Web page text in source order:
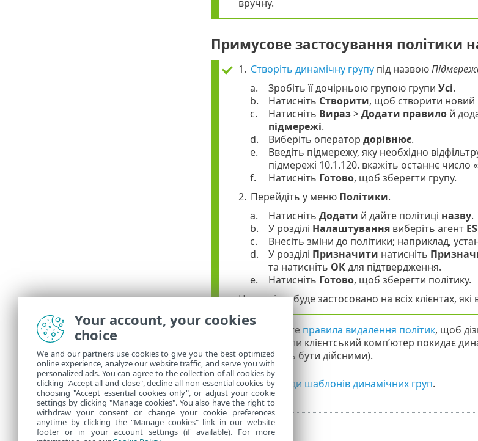
вручну.
Примусове застосування політики
1. Створіть динамічну групупід назвою
a.
Зробіть її дочірньою групою групи Усі.
b.
Натисніть Створити, щоб створити новий
c.
Натисніть Вираз>Додати правилой
підмережі.
d.
Виберіть оператор дорівнює.
e.
Введіть підмережу, яку необхідно
підмережі 10.1.120. вкажіть останнє число
f.
Натисніть Готово, щоб зберегти групу.
2. Перейдіть у меню Політики.
a.
Натисніть Додати й дайте політиці назву.
b.
У розділі Налаштуваннявиберіть агент
c.
Внесіть зміни до політики; наприклад,
d.
У розділі Призначити натисніть
та натисніть ОКдля підтвердження.
e.
Натисніть Готово, щоб зберегти політику.
Цю політку буде застосовано на всіх клієнтах,
Перегляньте правила видалення політик, щоб
політик, коли клієнтський комп’ютер покидає
перестають бути дійсними).
Див. іншіприклади шаблонів динамічних груп.
Your account, your cookies
choice
We and our partners use cookies to give you the best optimized
online experience, analyze our website traffic, and serve you with
personalized ads. You can agree to the collection of all cookies by
clicking "Accept all and close", decline all non-essential cookies by
choosing "Accept essential cookies only", or adjust your cookie
settings by clicking "Manage cookies". You also have the right to
withdraw your consent or change your cookie preferences
anytime by clicking the "Manage cookies" link in our website
footer or in your account settings (if available). For more